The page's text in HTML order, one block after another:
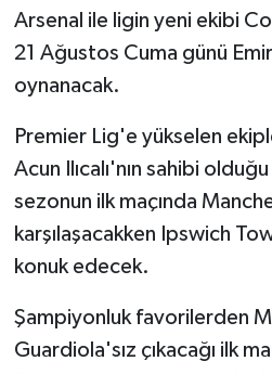
Arsenal ile ligin yeni ekibi
21 Ağustos Cuma günü
oynanacak.
Premier Lig'e yükselen
Acun Ilıcalı'nın sahibi
sezonun ilk maçında
karşılaşacakken Ipswich
konuk edecek.
Şampiyonluk favorilerden
Guardiola'sız çıkacağı ilk